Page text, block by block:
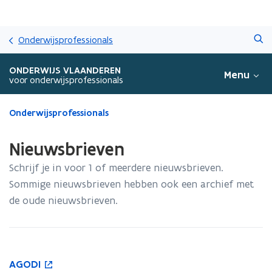
Onderwijsprofessionals
ONDERWIJS VLAANDEREN
voor onderwijsprofessionals Menu
Gedaan
bevindt
op:
Nieuwsbrieven
Onderwijsprofessionals
Nieuwsbrieven
Schrijf je in voor 1 of meerdere nieuwsbrieven.
Sommige nieuwsbrieven hebben ook een archief met
de oude nieuwsbrieven.
A
o
AGODI
A